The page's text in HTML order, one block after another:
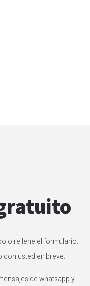
o rellene el formulario.
con usted en breve.
de whatsapp y